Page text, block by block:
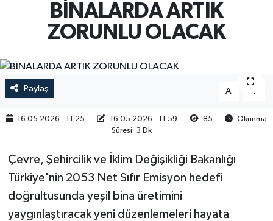
BİNALARDA ARTIK
ZORUNLU OLACAK
Paylaş A-
16.05.2026 - 11:25 16.05.2026 - 11:59 85
Okunma
Süresi: 3 Dk
Çevre, Şehircilik ve İklim Değişikliği Bakanlığı
Türkiye'nin 2053 Net Sıfır Emisyon hedefi
doğrultusunda yeşil bina üretimini
yaygınlaştıracak yeni düzenlemeleri hayata
MEDYA
SAĞLIK
KÜLTÜR-SANAT
YAŞAM
RESMİ İLAN
Zonguldak Trafik Yoğunluk Haritası
Tüm Manşetler
Son Dakika Haberleri
Haber Arşivi